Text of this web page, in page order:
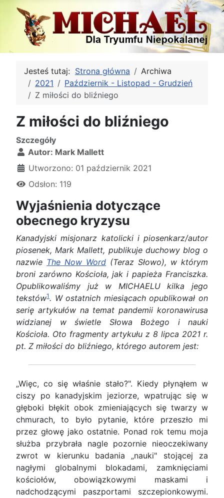
Jesteś tutaj: Strona główna
Archiwa
2021
Październik - Listopad - Grudzień
Z miłości do bliźniego
Z miłości do bliźniego
Szczegóły
Autor: Mark Mallett
Utworzono: 01 październik 2021
Odsłon: 119
Wyjaśnienia dotyczące
obecnego kryzysu
Kanadyjski misjonarz katolicki i piosenkarz/autor
piosenek, Mark Mallett, publikuje duchowy blog o
nazwie The Now Word (Teraz Słowo), w którym
broni zarówno Kościoła, jak i papieża Franciszka.
Opublikowaliśmy już w MICHAELU kilka jego
tekstów1. W ostatnich miesiącach opublikował on
serię artykułów na temat pandemii koronawirusa
widzianej w świetle Słowa Bożego i nauki
Kościoła. Oto fragmenty artykułu z 8 lipca 2021 r.
pt. Z miłości do bliźniego, którego autorem jest:
„Więc, co się właśnie stało?". Kiedy płynąłem w
ciszy po kanadyjskim jeziorze, wpatrując się w
głęboki błękit obok zmieniających się twarzy w
chmurach, to było pytanie, które przeszło mi
przez głowę jako ostatnie. Ponad rok temu moja
służba przybrała nagle pozornie nieoczekiwany
zwrot w kierunku badania „nauki" stojącej za
nagłymi globalnymi blokadami, zamknięciami
kościołów, obowiązkowymi maskami i
nadchodzącymi paszportami szczepionkowymi.